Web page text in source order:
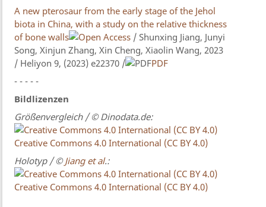
A new pterosaur from the early stage of the Jehol
biota in China, with a study on the relative thickness
of bone walls
/ Shunxing Jiang, Junyi
Song, Xinjun Zhang, Xin Cheng, Xiaolin Wang, 2023
/ Heliyon 9, (2023) e22370 /
PDF
- - - - -
Bildlizenzen
Größenvergleich / © Dinodata.de:
Creative Commons 4.0 International (CC BY 4.0)
Holotyp / ©Jiang et al.:
Creative Commons 4.0 International (CC BY 4.0)